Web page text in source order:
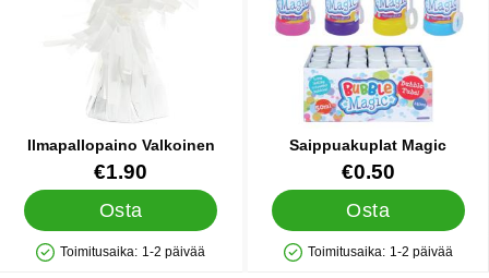
Ilmapallopaino Valkoinen
Tuote.nro 28209
€1.90
Osta
Saatavuus: Varastossa
Toimitusaika: 1-2 päivää
Saippuakuplat Magic
Tuote.nro 12437
€0.50
Osta
Saatavuus: Varastossa
Toimitusaika: 1-2 päivää